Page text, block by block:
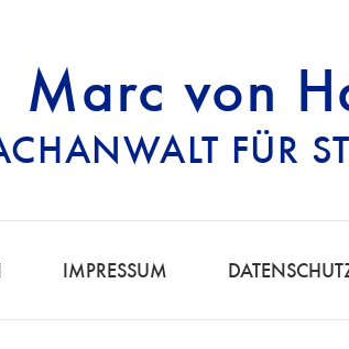
Marc von
FÜR
IMPRESSUM